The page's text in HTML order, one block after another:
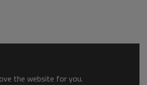
the website for you.